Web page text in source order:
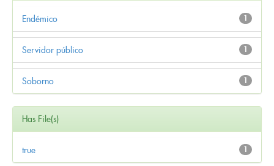
1
Endémico
1
Servidor público
1
Soborno
Has File(s)
1
true